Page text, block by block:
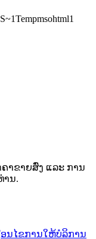
າຂາຍສົ່ງ ແລະ ການ
ານ.
ອນໄຂການໃຫ້ບໍລິການ